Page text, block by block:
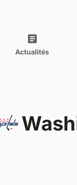
Actualités